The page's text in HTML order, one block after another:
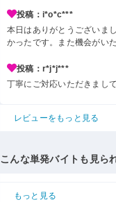
投稿：i*o*c***
本日はありがとうございま
かったです。また機会がい
投稿：r*j*j***
丁寧にご対応いただきまし
レビューをもっと見る
こんな単発バイトも見ら
もっと見る